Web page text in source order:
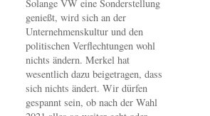
Solange VW eine Sonderstellung
genießt, wird sich an der
Unternehmenskultur und den
politischen Verflechtungen wohl
nichts ändern. Merkel hat
wesentlich dazu beigetragen, dass
sich nichts ändert. Wir dürfen
gespannt sein, ob nach der Wahl